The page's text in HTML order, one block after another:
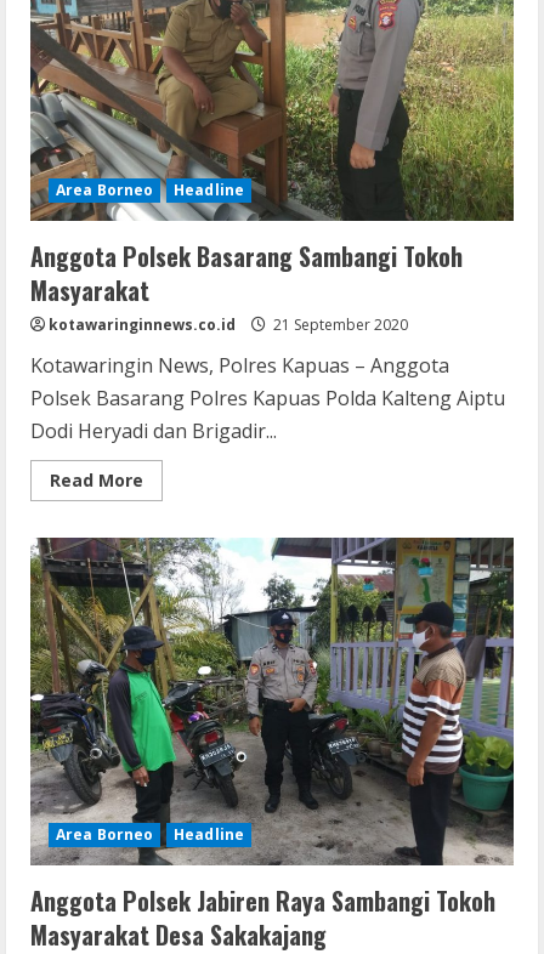
Area Borneo Headline
Anggota Polsek Basarang Sambangi Tokoh
Masyarakat
kotawaringinnews.co.id 21 September 2020
Kotawaringin News, Polres Kapuas – Anggota
Polsek Basarang Polres Kapuas Polda Kalteng Aiptu
Dodi Heryadi dan Brigadir...
Read More
more
Polsek
Basarang
Sambangi
Tokoh
Masyarakat
Area Borneo Headline
Anggota Polsek Jabiren Raya Sambangi Tokoh
Masyarakat Desa Sakakajang